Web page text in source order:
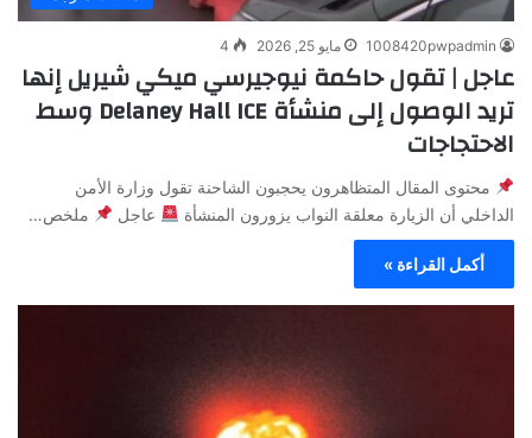
1008420pwpadmin مايو 25, 2026 4
عاجل | تقول حاكمة نيوجيرسي ميكي شيريل إنها
تريد الوصول إلى منشأة Delaney Hall ICE وسط
الاحتجاجات
محتوى المقال المتظاهرون يحجبون الشاحنة تقول وزارة الأمن
الداخلي أن الزيارة معلقة النواب يزورون المنشأة
عاجل ملخص…
أكمل القراءة »